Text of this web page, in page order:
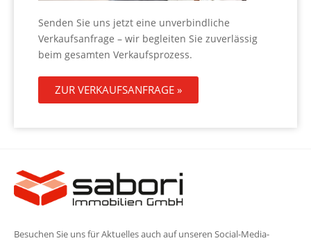
Senden Sie uns jetzt eine unverbindliche
Verkaufsanfrage – wir begleiten Sie zuverlässig
beim gesamten Verkaufsprozess.
ZUR VERKAUFSANFRAGE »
Besuchen Sie uns für Aktuelles auch auf unseren Social-Media-